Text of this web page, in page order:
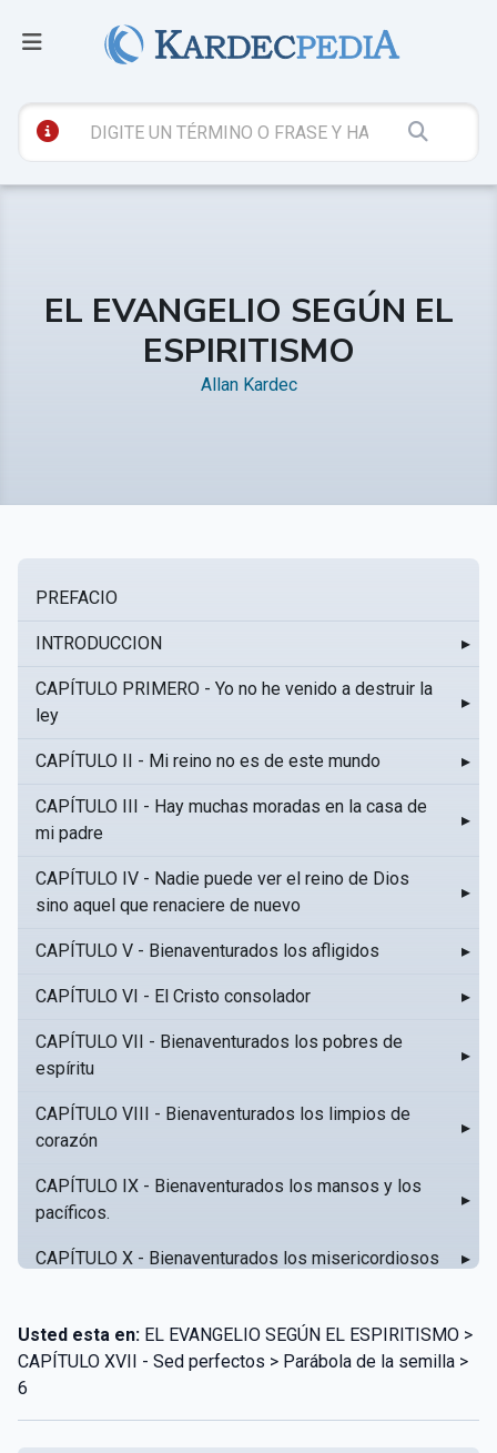
EL EVANGELIO SEGÚN EL
ESPIRITISMO
Allan Kardec
PREFACIO
INTRODUCCION ▸
CAPÍTULO PRIMERO - Yo no he venido a destruir la
ley
▸
CAPÍTULO II - Mi reino no es de este mundo ▸
CAPÍTULO III - Hay muchas moradas en la casa de
mi padre
▸
CAPÍTULO IV - Nadie puede ver el reino de Dios
sino aquel que renaciere de nuevo
▸
CAPÍTULO V - Bienaventurados los afligidos ▸
CAPÍTULO VI - El Cristo consolador ▸
CAPÍTULO VII - Bienaventurados los pobres de
espíritu
▸
CAPÍTULO VIII - Bienaventurados los limpios de
corazón
▸
CAPÍTULO IX - Bienaventurados los mansos y los
pacíficos.
▸
CAPÍTULO X - Bienaventurados los misericordiosos ▸
CAPÍTULO XII - Amad a vuestros enemigos
derecha
Usted esta en: EL EVANGELIO SEGÚN EL ESPIRITISMO >
CAPÍTULO XVII - Sed perfectos > Parábola de la semilla >
6